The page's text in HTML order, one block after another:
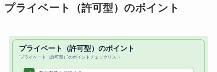
プライベート（許可型）のポイント